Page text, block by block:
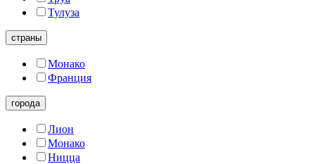
Тулуза
страны
Монако
Франция
города
Лион
Монако
Ницца